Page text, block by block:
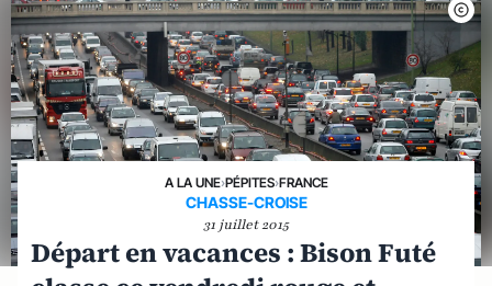
A LA UNE›PÉPITES›FRANCE
CHASSE-CROISE
31 juillet 2015
Départ en vacances : Bison Futé